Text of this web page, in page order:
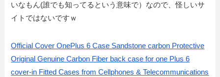
いなもん(誰でも知ってるという意味で）なので、怪しいサ
イトではないですｗ
Official Cover OnePlus 6 Case Sandstone carbon Protective
Original Genuine Carbon Fiber back case for one Plus 6
cover-in Fitted Cases from Cellphones & Telecommunications